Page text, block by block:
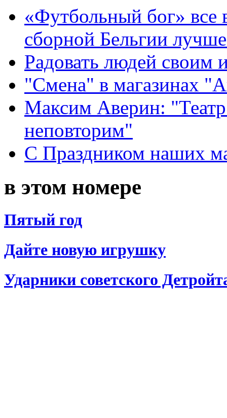
«Футбольный бог» все
сборной Бельгии
Радовать людей своим
"Смена" в магазинах
Максим Аверин:
неповторим"
С Праздником наших
в этом номере
Пятый год
Дайте новую игрушку
Ударники советского